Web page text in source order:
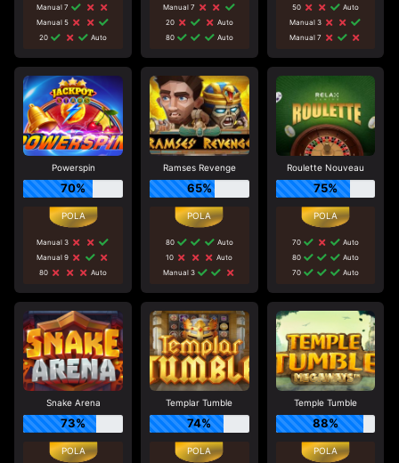
Manual 7
Manual 5
20
Auto
Manual 7
20
Auto
80
Auto
50
Auto
Manual 3
Manual 7
Powerspin
70%
Manual 3
Manual 9
80
Auto
Ramses Revenge
65%
80
Auto
10
Auto
Manual 3
Roulette Nouveau
75%
70
Auto
80
Auto
70
Auto
Snake Arena
73%
Templar Tumble
74%
Temple Tumble
88%